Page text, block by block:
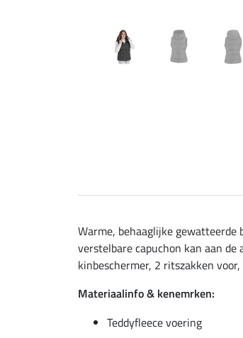
Warme, behaaglijke
verstelbare capuchon kan aan
kinbeschermer, 2 ritszakken voor,
Materiaalinfo & kenemrken:
Teddyfleece voering